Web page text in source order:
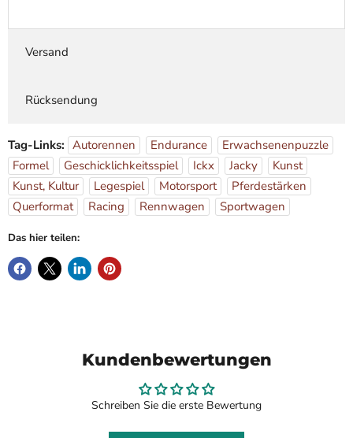
Versand
Rücksendung
Tag-Links: Autorennen Endurance
Erwachsenenpuzzle
Formel
Geschicklichkeitsspiel Ickx Jacky
Kunst
Kunst, Kultur
Legespiel Motorsport
Pferdestärken
Querformat
Racing Rennwagen Sportwagen
Das hier teilen:
Kundenbewertungen
Schreiben Sie die erste Bewertung